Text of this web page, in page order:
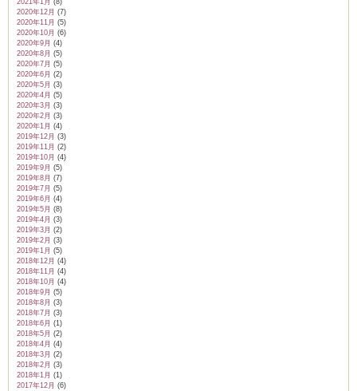
2021年1月 (8)
2020年12月 (7)
2020年11月 (5)
2020年10月 (6)
2020年9月 (4)
2020年8月 (5)
2020年7月 (5)
2020年6月 (2)
2020年5月 (3)
2020年4月 (5)
2020年3月 (3)
2020年2月 (3)
2020年1月 (4)
2019年12月 (3)
2019年11月 (2)
2019年10月 (4)
2019年9月 (5)
2019年8月 (7)
2019年7月 (5)
2019年6月 (4)
2019年5月 (8)
2019年4月 (3)
2019年3月 (2)
2019年2月 (3)
2019年1月 (5)
2018年12月 (4)
2018年11月 (4)
2018年10月 (4)
2018年9月 (5)
2018年8月 (3)
2018年7月 (3)
2018年6月 (1)
2018年5月 (2)
2018年4月 (4)
2018年3月 (2)
2018年2月 (3)
2018年1月 (1)
2017年12月 (6)